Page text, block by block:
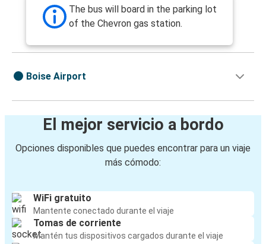
The bus will board in the parking lot
of the Chevron gas station.
Boise Airport
El mejor servicio a bordo
Opciones disponibles que puedes encontrar para un viaje
más cómodo:
WiFi gratuito
Mantente conectado durante el viaje
Tomas de corriente
Mantén tus dispositivos cargados durante el viaje